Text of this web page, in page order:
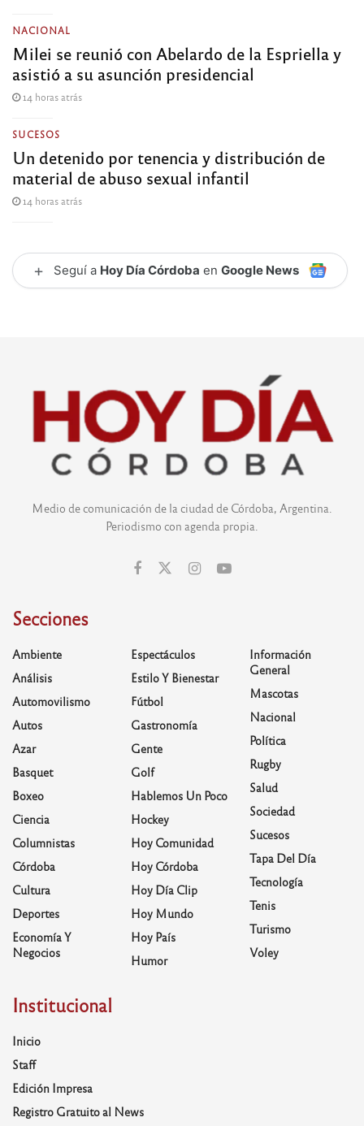
NACIONAL
Milei se reunió con Abelardo de la Espriella y
asistió a su asunción presidencial
14 horas atrás
SUCESOS
Un detenido por tenencia y distribución de
material de abuso sexual infantil
14 horas atrás
+ Seguí a Hoy Día Córdoba en Google News
Medio de comunicación de la ciudad de Córdoba, Argentina.
Periodismo con agenda propia.
Secciones
Ambiente
Análisis
Automovilismo
Autos
Azar
Basquet
Boxeo
Ciencia
Columnistas
Córdoba
Cultura
Deportes
Economía Y
Negocios
Espectáculos
Estilo Y Bienestar
Fútbol
Gastronomía
Gente
Golf
Hablemos Un Poco
Hockey
Hoy Comunidad
Hoy Córdoba
Hoy Día Clip
Hoy Mundo
Hoy País
Humor
Información
General
Mascotas
Nacional
Política
Rugby
Salud
Sociedad
Sucesos
Tapa Del Día
Tecnología
Tenis
Turismo
Voley
Institucional
Inicio
Staff
Edición Impresa
Registro Gratuito al News